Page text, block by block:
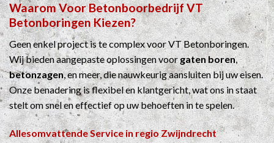
Waarom VoorBetonboorbedrijfVT
Betonboringen Kiezen?
Geen enkel project is te complex voor VT Betonboringen.
Wij bieden aangepaste oplossingen voorgaten boren,
betonzagen, en meer, die nauwkeurig aansluiten bij uw eisen.
Onze benadering is flexibel en klantgericht, wat ons in staat
stelt om snel en effectief op uw behoeften in te spelen.
Allesomvattende Service in regio Zwijndrecht